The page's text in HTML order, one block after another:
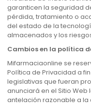
garanticen la seguridad
pérdida, tratamiento o
del estado de la
almacenados y los
Cambios en la política
Mifarmaciaonline se
Política de Privacidad a
legislativas que fueran
anunciará en el Sitio
antelación razonable a la